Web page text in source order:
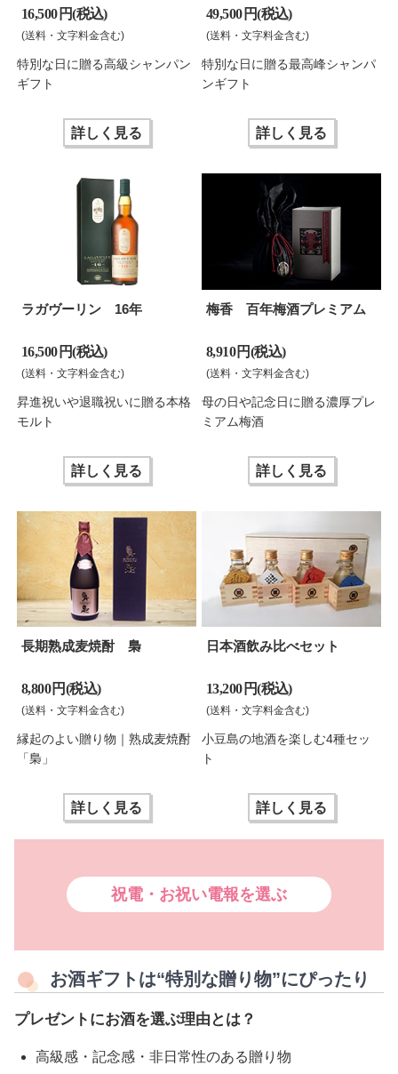
お酒ギフトは“特別な贈り物”にぴったり
プレゼントにお酒を選ぶ理由とは？
高級感・記念感・非日常性のある贈り物
16,500 円(税込)
(送料・文字料金含む)
特別な日に贈る高級シャンパン
ギフト
詳しく見る
49,500 円(税込)
(送料・文字料金含む)
特別な日に贈る最高峰シャンパ
ンギフト
詳しく見る
ラガヴーリン 16年
16,500 円(税込)
(送料・文字料金含む)
昇進祝いや退職祝いに贈る本格
モルト
詳しく見る
梅香 百年梅酒プレミアム
8,910 円(税込)
(送料・文字料金含む)
母の日や記念日に贈る濃厚プレ
ミアム梅酒
詳しく見る
長期熟成麦焼酎 梟
8,800 円(税込)
(送料・文字料金含む)
縁起のよい贈り物｜熟成麦焼酎
「梟」
詳しく見る
日本酒飲み比べセット
13,200 円(税込)
(送料・文字料金含む)
小豆島の地酒を楽しむ4種セッ
ト
詳しく見る
祝電・お祝い電報を選ぶ